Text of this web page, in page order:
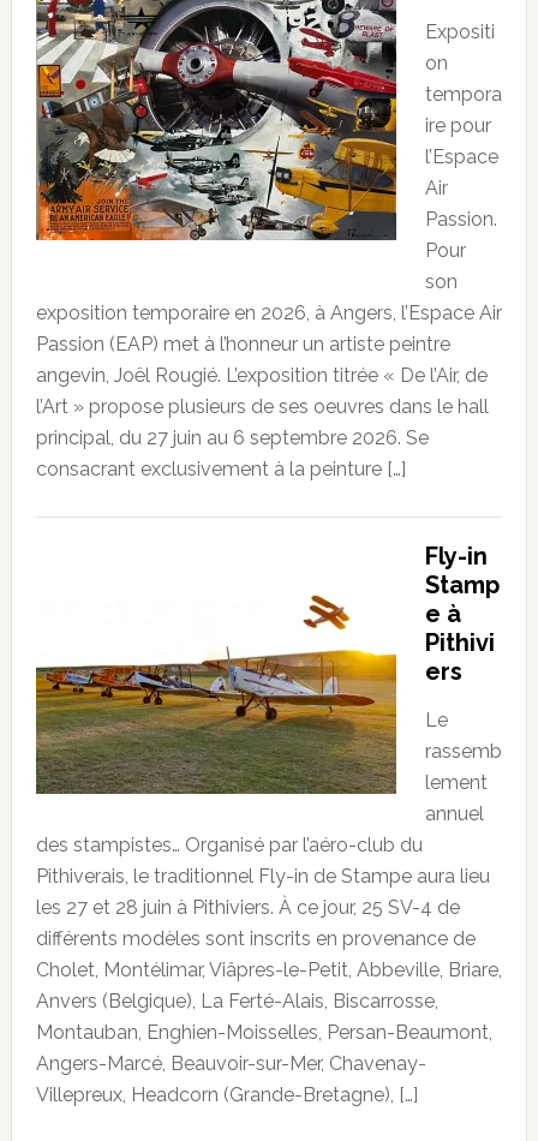
Expositi
on
tempora
ire pour
l’Espace
Air
Passion.
Pour
son
exposition temporaire en 2026, à Angers, l’Espace Air
Passion (EAP) met à l’honneur un artiste peintre
angevin, Joël Rougié. L’exposition titrée « De l’Air, de
l’Art » propose plusieurs de ses oeuvres dans le hall
principal, du 27 juin au 6 septembre 2026. Se
consacrant exclusivement à la peinture […]
Fly-in
Stamp
e à
Pithivi
ers
Le
rassemb
lement
annuel
des stampistes… Organisé par l’aéro-club du
Pithiverais, le traditionnel Fly-in de Stampe aura lieu
les 27 et 28 juin à Pithiviers. À ce jour, 25 SV-4 de
différents modèles sont inscrits en provenance de
Cholet, Montélimar, Viâpres-le-Petit, Abbeville, Briare,
Anvers (Belgique), La Ferté-Alais, Biscarrosse,
Montauban, Enghien-Moisselles, Persan-Beaumont,
Angers-Marcé, Beauvoir-sur-Mer, Chavenay-
Villepreux, Headcorn (Grande-Bretagne), […]